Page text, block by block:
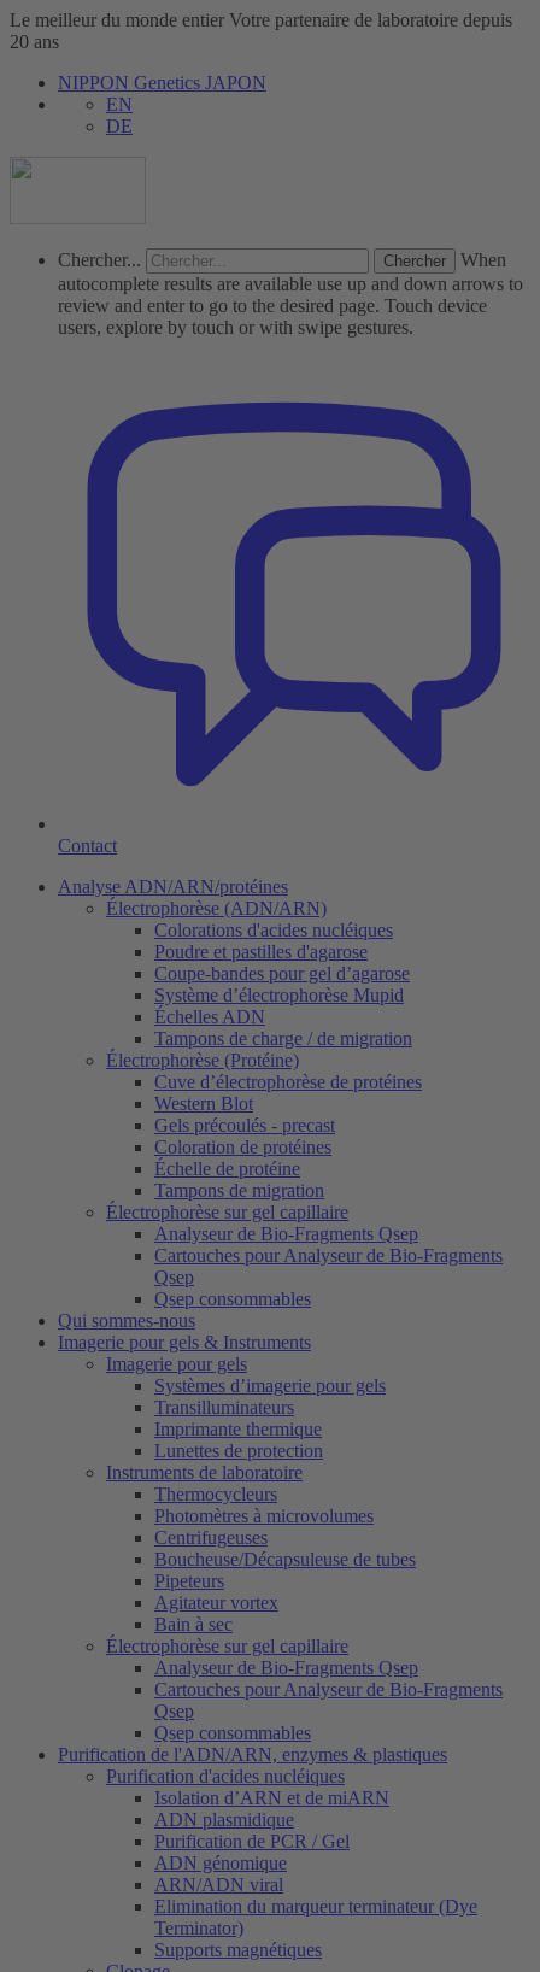
Le meilleur du monde entier Votre partenaire de laboratoire depuis
20 ans
NIPPON Genetics JAPON
EN
DE
Chercher...
When
autocomplete results are available use up and down arrows to
review and enter to go to the desired page. Touch device
users, explore by touch or with swipe gestures.
Contact
Analyse ADN/ARN/protéines
Électrophorèse (ADN/ARN)
Colorations d'acides nucléiques
Poudre et pastilles d'agarose
Coupe-bandes pour gel d’agarose
Système d’électrophorèse Mupid
Échelles ADN
Tampons de charge / de migration
Électrophorèse (Protéine)
Cuve d’électrophorèse de protéines
Western Blot
Gels précoulés - precast
Coloration de protéines
Échelle de protéine
Tampons de migration
Électrophorèse sur gel capillaire
Analyseur de Bio-Fragments Qsep
Cartouches pour Analyseur de Bio-Fragments
Qsep
Qsep consommables
Qui sommes-nous
Imagerie pour gels & Instruments
Imagerie pour gels
Systèmes d’imagerie pour gels
Transilluminateurs
Imprimante thermique
Lunettes de protection
Instruments de laboratoire
Thermocycleurs
Photomètres à microvolumes
Centrifugeuses
Boucheuse/Décapsuleuse de tubes
Pipeteurs
Agitateur vortex
Bain à sec
Électrophorèse sur gel capillaire
Analyseur de Bio-Fragments Qsep
Cartouches pour Analyseur de Bio-Fragments
Qsep
Qsep consommables
Purification de l'ADN/ARN, enzymes & plastiques
Purification d'acides nucléiques
Isolation d’ARN et de miARN
ADN plasmidique
Purification de PCR / Gel
ADN génomique
ARN/ADN viral
Elimination du marqueur terminateur (Dye
Terminator)
Supports magnétiques